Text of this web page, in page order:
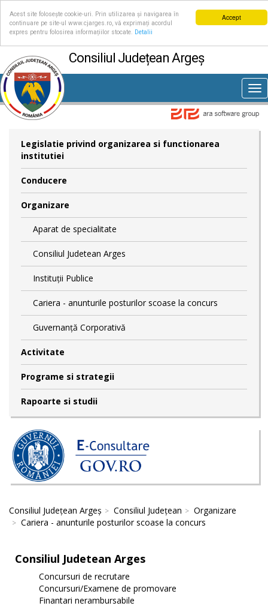
Accept
Acest site folosește cookie-uri. Prin utilizarea și navigarea în
continuare pe site-ul www.cjarges.ro, vă exprimați acordul
expres pentru folosirea informațiilor stocate.
Detalii
Consiliul Județean Argeș
Legislatie privind organizarea si functionarea
institutiei
Conducere
Organizare
Aparat de specialitate
Consiliul Judetean Arges
Instituții Publice
Cariera - anunturile posturilor scoase la concurs
Guvernanță Corporativă
Activitate
Programe si strategii
Rapoarte si studii
Consiliul Județean Argeș Consiliul Județean
Organizare
Cariera - anunturile posturilor scoase la concurs
Consiliul Judetean Arges
Concursuri de recrutare
Concursuri/Examene de promovare
Finantari nerambursabile